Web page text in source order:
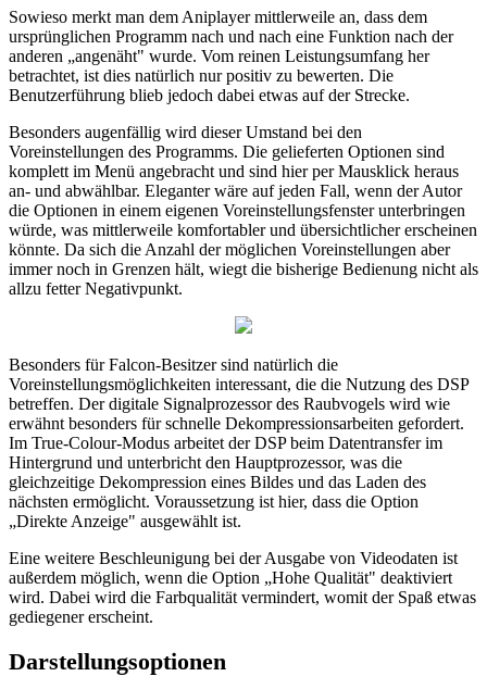
Sowieso merkt man dem Aniplayer mittlerweile an, dass dem
ursprünglichen Programm nach und nach eine Funktion nach der
anderen „angenäht" wurde. Vom reinen Leistungsumfang her
betrachtet, ist dies natürlich nur positiv zu bewerten. Die
Benutzerführung blieb jedoch dabei etwas auf der Strecke.
Besonders augenfällig wird dieser Umstand bei den
Voreinstellungen des Programms. Die gelieferten Optionen sind
komplett im Menü angebracht und sind hier per Mausklick heraus
an- und abwählbar. Eleganter wäre auf jeden Fall, wenn der Autor
die Optionen in einem eigenen Voreinstellungsfenster unterbringen
würde, was mittlerweile komfortabler und übersichtlicher erscheinen
könnte. Da sich die Anzahl der möglichen Voreinstellungen aber
immer noch in Grenzen hält, wiegt die bisherige Bedienung nicht als
allzu fetter Negativpunkt.
Besonders für Falcon-Besitzer sind natürlich die
Voreinstellungsmöglichkeiten interessant, die die Nutzung des DSP
betreffen. Der digitale Signalprozessor des Raubvogels wird wie
erwähnt besonders für schnelle Dekompressionsarbeiten gefordert.
Im True-Colour-Modus arbeitet der DSP beim Datentransfer im
Hintergrund und unterbricht den Hauptprozessor, was die
gleichzeitige Dekompression eines Bildes und das Laden des
nächsten ermöglicht. Voraussetzung ist hier, dass die Option
„Direkte Anzeige" ausgewählt ist.
Eine weitere Beschleunigung bei der Ausgabe von Videodaten ist
außerdem möglich, wenn die Option „Hohe Qualität" deaktiviert
wird. Dabei wird die Farbqualität vermindert, womit der Spaß etwas
gediegener erscheint.
Darstellungsoptionen